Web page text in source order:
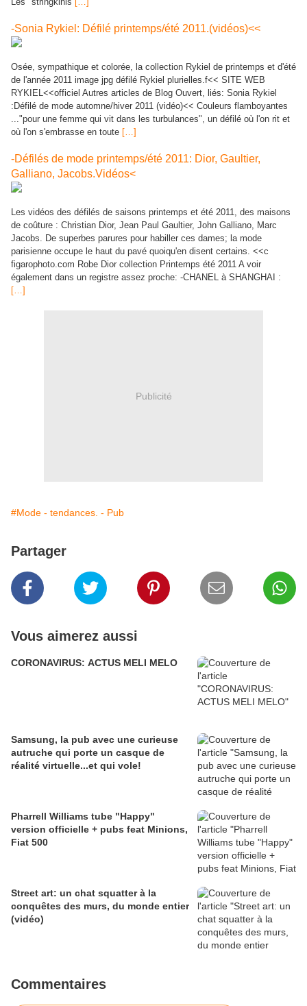
-Sonia Rykiel: Défilé printemps/été 2011.(vidéos)<<
Osée, sympathique et colorée, la collection Rykiel de printemps et d'été
de l'année 2011 image jpg défilé Rykiel plurielles.f<< SITE WEB
RYKIEL<<officiel Autres articles de Blog Ouvert, liés: Sonia Rykiel
:Défilé de mode automne/hiver 2011 (vidéo)<< Couleurs flamboyantes
..."pour une femme qui vit dans les turbulances", un défilé où l'on rit et
où l'on s'embrasse en toute […]
-Défilés de mode printemps/été 2011: Dior, Gaultier,
Galliano, Jacobs.Vidéos<
Les vidéos des défilés de saisons printemps et été 2011, des maisons
de coûture : Christian Dior, Jean Paul Gaultier, John Galliano, Marc
Jacobs. De superbes parures pour habiller ces dames; la mode
parisienne occupe le haut du pavé quoiqu'en disent certains. <<c
figarophoto.com Robe Dior collection Printemps été 2011 A voir
également dans un registre assez proche: -CHANEL à SHANGHAI :
[…]
Publicité
#Mode - tendances. - Pub
Partager
Vous aimerez aussi
CORONAVIRUS: ACTUS MELI MELO
Samsung, la pub avec une curieuse
autruche qui porte un casque de
réalité virtuelle...et qui vole!
Pharrell Williams tube "Happy"
version officielle + pubs feat Minions,
Fiat 500
Street art: un chat squatter à la
conquêtes des murs, du monde entier
(vidéo)
Commentaires